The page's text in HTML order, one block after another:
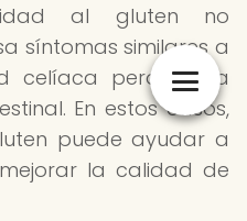
al gluten no
síntomas similares a
celíaca pero sin la
En estos casos,
puede ayudar a
la calidad de